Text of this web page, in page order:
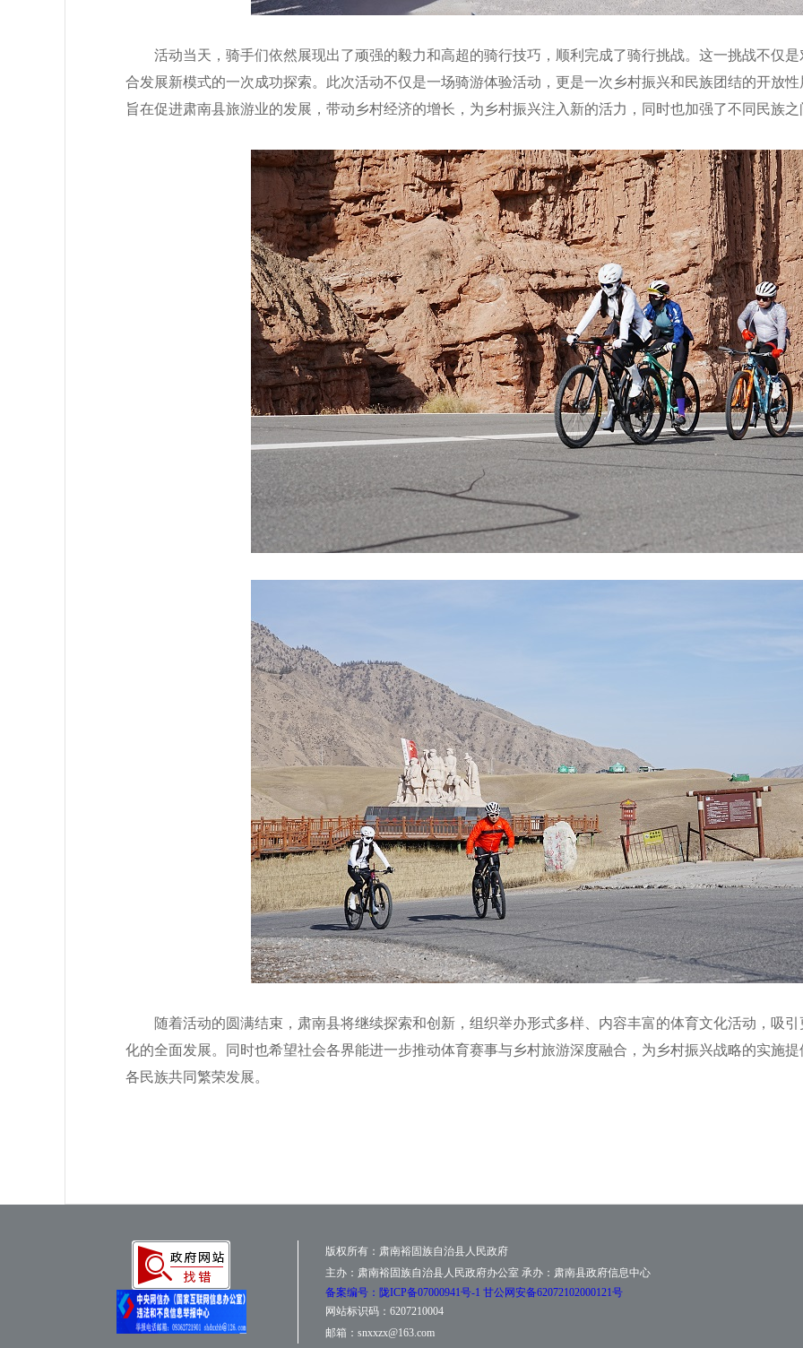
活动当天 ， 骑手们依然展现出了顽强的毅力和高超的骑行技巧，顺利完成了骑行挑战。这一挑战不仅
合发展新模式的一次成功探索。此次活动不仅是一场骑游体验活动，更是一次乡村振兴和民族团结的开放性
旨在促进肃南县旅游业的发展，带动乡村经济的增长，为乡村振兴注入新的活力，同时也加强了不同民族
随着活动的圆满结束，肃南县将继续探索和创新， 组织举办形式多样、内容丰富的体育文化活动，吸
化的全面发展。
同时也希望社会各界能进一步推动体育赛事与乡村旅游深度融合，为乡村振兴战略的实施
各民族共同繁荣发展。
版权所有：肃南裕固族自治县人民政府
主办：肃南裕固族自治县人民政府办公室 承办：肃南县政府信息中心
备案编号：陇ICP备07000941号-1 甘公网安备62072102000121号
网站标识码：6207210004
邮箱：snxxzx@163.com